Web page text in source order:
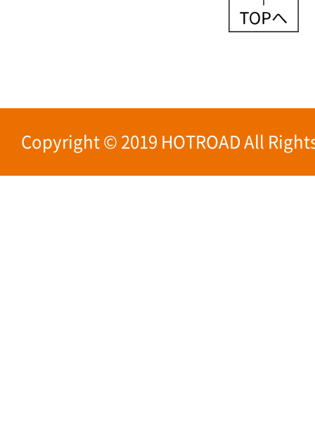
Copyright © 2019 HOTROAD All